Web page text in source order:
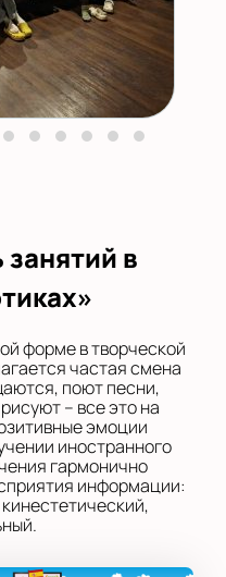
в
форме в творческой
частая смена
поют песни,
– все это на
эмоции
иностранного
гармонично
информации: